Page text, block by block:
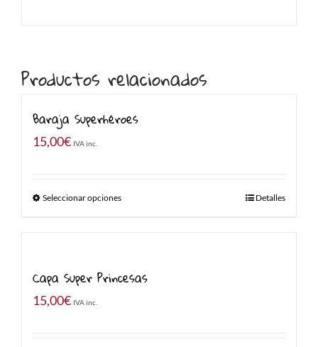
Productos relacionados
Baraja Superhéroes
15,00€ IVA inc.
Seleccionar opciones Detalles
Capa Super Princesas
15,00€ IVA inc.